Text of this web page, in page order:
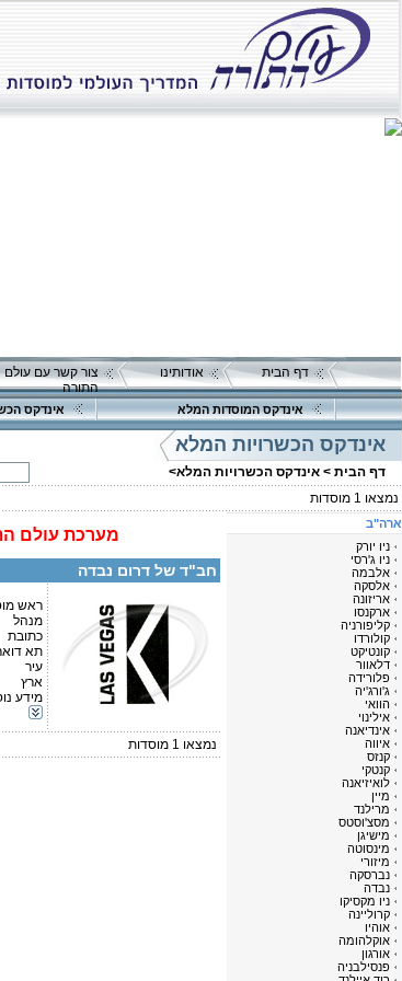
דף הבית אודותינו
צור קשר עם עולם
התורה
אינדקס המוסדות המלא אינדקס
אינדקס הכשרויות המלא
דף הבית > אינדקס הכשרויות המלא>
נמצאו 1 מוסדות
מערכת עולם
חב"ד של דרום נבדה
ראש
מנהל
כתובת
תא
עיר
ארץ
מידע
טלפון 1:
טלפון 2:
איש
נמצאו 1 מוסדות
ארה"ב
ניו יורק
ניו ג'רסי
אלבמה
אלסקה
אריזונה
ארקנסו
קליפורניה
קולורדו
קונטיקט
דלאוור
פלורידה
ג'ורג'יה
הוואי
אילינוי
אינדיאנה
איווה
קנזס
קנטקי
לואיזיאנה
מיין
מרילנד
מסצ'וסטס
מישיגן
מינסוטה
מיזורי
נברסקה
נבדה
ניו מקסיקו
קרוליינה
אוהיו
אוקלהומה
אורגון
פנסילבניה